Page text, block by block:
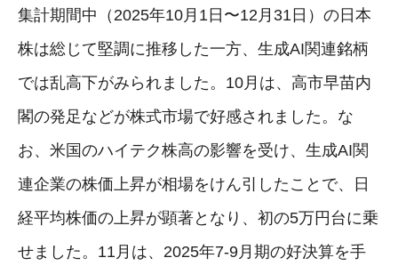
集計期間中（2025年10月1日〜12月31日）の日本
株は総じて堅調に推移した一方、生成AI関連銘柄
では乱高下がみられました。10月は、高市早苗内
閣の発足などが株式市場で好感されました。な
お、米国のハイテク株高の影響を受け、生成AI関
連企業の株価上昇が相場をけん引したことで、日
経平均株価の上昇が顕著となり、初の5万円台に乗
せました。11月は、2025年7-9月期の好決算を手